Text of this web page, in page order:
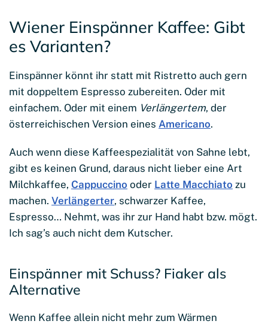
Wiener Einspänner Kaffee: Gibt
es Varianten?
Einspänner könnt ihr statt mit Ristretto auch gern
mit doppeltem Espresso zubereiten. Oder mit
einfachem. Oder mit einem Verlängertem, der
österreichischen Version eines Americano.
Auch wenn diese Kaffeespezialität von Sahne lebt,
gibt es keinen Grund, daraus nicht lieber eine Art
Milchkaffee, Cappuccino oder Latte Macchiato zu
machen. Verlängerter, schwarzer Kaffee,
Espresso… Nehmt, was ihr zur Hand habt bzw. mögt.
Ich sag’s auch nicht dem Kutscher.
Einspänner mit Schuss? Fiaker als
Alternative
Wenn Kaffee allein nicht mehr zum Wärmen